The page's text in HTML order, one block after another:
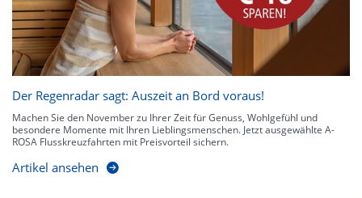
Der Regenradar sagt: Auszeit an Bord voraus!
Machen Sie den November zu Ihrer Zeit für Genuss, Wohlgefühl und
besondere Momente mit Ihren Lieblingsmenschen. Jetzt ausgewählte A-
ROSA Flusskreuzfahrten mit Preisvorteil sichern.
Artikel ansehen